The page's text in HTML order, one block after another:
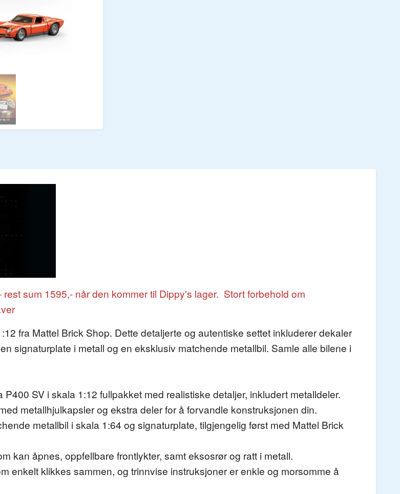
sum 1595,- når den kommer til Dippy's lager. Stort forbehold om
fra Mattel Brick Shop. Dette detaljerte og autentiske settet inkluderer dekaler
signaturplate i metall og en eksklusiv matchende metallbil. Samle alle bilene i
SV i skala 1:12 fullpakket med realistiske detaljer, inkludert metalldeler.
metallhjulkapsler og ekstra deler for å forvandle konstruksjonen din.
metallbil i skala 1:64 og signaturplate, tilgjengelig først med Mattel Brick
kan åpnes, oppfellbare frontlykter, samt eksosrør og ratt i metall.
enkelt klikkes sammen, og trinnvise instruksjoner er enkle og morsomme å